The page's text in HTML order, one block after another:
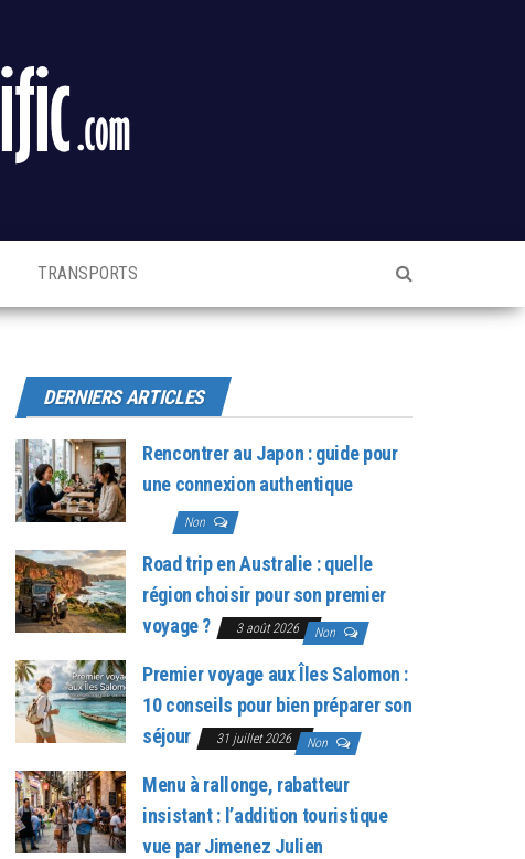
TRANSPORTS
DERNIERS ARTICLES
Rencontrer au Japon : guide pour
une connexion authentique
Non
Road trip en Australie : quelle
région choisir pour son premier
voyage ?
3 août 2026 Non
Premier voyage aux Îles Salomon :
10 conseils pour bien préparer son
séjour
31 juillet 2026 Non
Menu à rallonge, rabatteur
insistant : l’addition touristique
vue par Jimenez Julien